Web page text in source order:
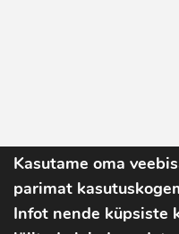
Kasutame oma
parimat
Infot nende küpsiste